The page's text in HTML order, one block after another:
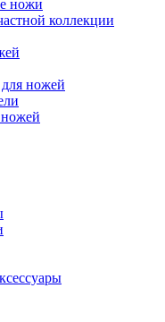
ножи
коллекции
ножей